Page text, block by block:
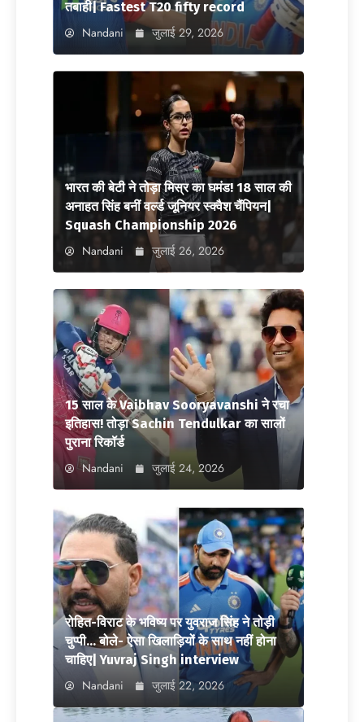
तबाही| Fastest T20 fifty record
Nandani जुलाई 29, 2026
भारत की बेटी ने तोड़ा मिस्र का घमंड! 18 साल की
अनाहत सिंह बनीं वर्ल्ड जूनियर स्क्वैश चैंपियन|
Squash Championship 2026
Nandani जुलाई 26, 2026
15 साल के Vaibhav Sooryavanshi ने रचा
इतिहास! तोड़ा Sachin Tendulkar का सालों
पुराना रिकॉर्ड
Nandani जुलाई 24, 2026
रोहित-विराट के भविष्य पर युवराज सिंह ने तोड़ी
चुप्पी… बोले- ऐसा खिलाड़ियों के साथ नहीं होना
चाहिए| Yuvraj Singh interview
Nandani जुलाई 22, 2026